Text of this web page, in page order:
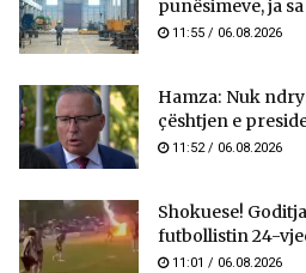
punësimeve, ja sa
11:55 / 06.08.2026
Hamza: Nuk
çështjen e
11:52 / 06.08.2026
Shokuese!
futbollistin 24-
11:01 / 06.08.2026